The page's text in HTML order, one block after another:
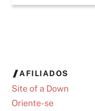
AFILIADOS
Site of a Down
Oriente-se